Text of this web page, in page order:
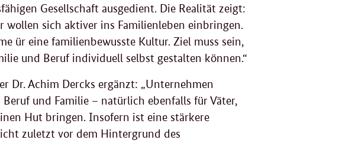
Gesellschaft ausgedient. Die Realität zeigt:
sich aktiver ins Familienleben einbringen.
ür eine familienbewusste Kultur. Ziel muss sein,
und Beruf individuell selbst gestalten können.“
Dr. Achim Dercks ergänzt: „Unternehmen
und Familie – natürlich ebenfalls für Väter,
Hut bringen. Insofern ist eine stärkere
zuletzt vor dem Hintergrund des